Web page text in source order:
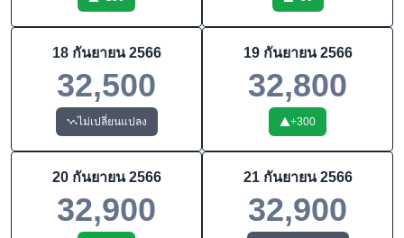
18 กันยายน 2566
32,500
ไม่เปลี่ยนแปลง
19 กันยายน 2566
32,800
+300
20 กันยายน 2566
32,900
21 กันยายน 2566
32,900